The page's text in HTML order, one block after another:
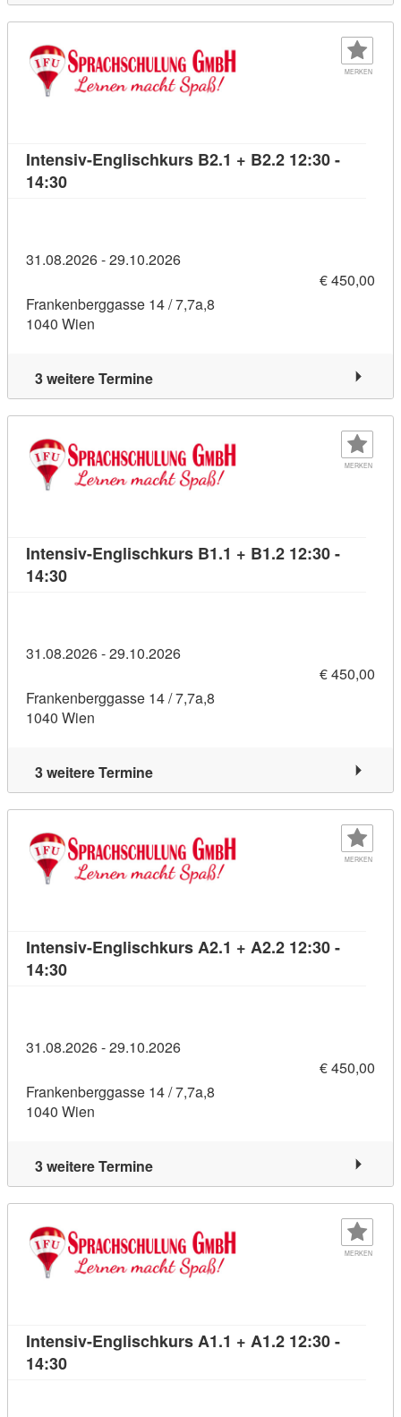
MERKEN
Intensiv-Englischkurs B2.1 + B2.2 12:30 -
14:30Kursdetail: Intensiv-Englischkurs B2.1 + B2.2
31.08.2026 - 29.10.2026
€ 450,00
Frankenberggasse 14 / 7,7a,8
1040 Wien
3 weitere Termine
MERKEN
Intensiv-Englischkurs B1.1 + B1.2 12:30 -
14:30Kursdetail: Intensiv-Englischkurs B1.1 + B1.2
31.08.2026 - 29.10.2026
€ 450,00
Frankenberggasse 14 / 7,7a,8
1040 Wien
3 weitere Termine
MERKEN
Intensiv-Englischkurs A2.1 + A2.2 12:30 -
14:30Kursdetail: Intensiv-Englischkurs A2.1 + A2.2
31.08.2026 - 29.10.2026
€ 450,00
Frankenberggasse 14 / 7,7a,8
1040 Wien
3 weitere Termine
MERKEN
Intensiv-Englischkurs A1.1 + A1.2 12:30 -
14:30Kursdetail: Intensiv-Englischkurs A1.1 + A1.2